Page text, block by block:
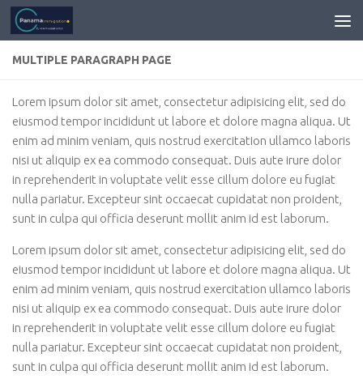
MULTIPLE PARAGRAPH PAGE
Lorem ipsum dolor sit amet, consectetur adipisicing elit, sed do
eiusmod tempor incididunt ut labore et dolore magna aliqua. Ut
enim ad minim veniam, quis nostrud exercitation ullamco laboris
nisi ut aliquip ex ea commodo consequat. Duis aute irure dolor
in reprehenderit in voluptate velit esse cillum dolore eu fugiat
nulla pariatur. Excepteur sint occaecat cupidatat non proident,
sunt in culpa qui officia deserunt mollit anim id est laborum.
Lorem ipsum dolor sit amet, consectetur adipisicing elit, sed do
eiusmod tempor incididunt ut labore et dolore magna aliqua. Ut
enim ad minim veniam, quis nostrud exercitation ullamco laboris
nisi ut aliquip ex ea commodo consequat. Duis aute irure dolor
in reprehenderit in voluptate velit esse cillum dolore eu fugiat
nulla pariatur. Excepteur sint occaecat cupidatat non proident,
sunt in culpa qui officia deserunt mollit anim id est laborum.